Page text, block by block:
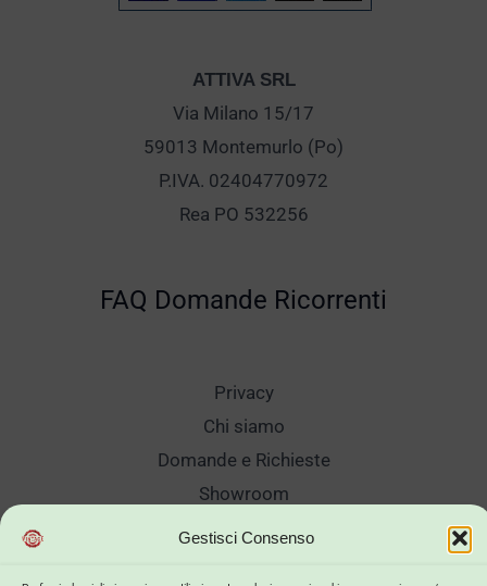
Gestisci Consenso
ATTIVA SRL
Via Milano 15/17
59013 Montemurlo (Po)
P.IVA. 02404770972
Rea PO 532256
FAQ Domande Ricorrenti
Privacy
Chi siamo
Domande e Richieste
Showroom
Spedizioni